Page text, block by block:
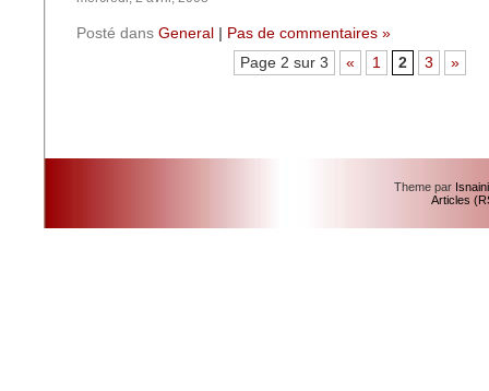
Posté dans General
Pas de commentaires »
Page 2 sur 3
« 1 2 3 »
Theme par
Articles